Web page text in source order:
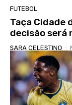
FUTEBOL
Taça Cidade
decisão será
SARA CELESTINO -